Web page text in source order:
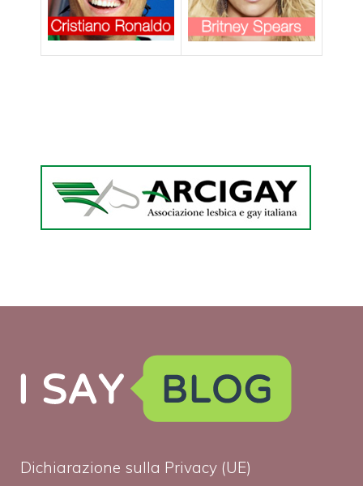
Dichiarazione sulla Privacy (UE)